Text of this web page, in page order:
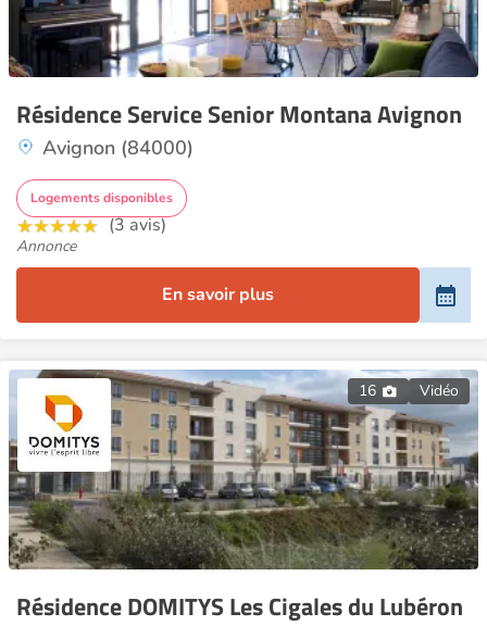
Résidence Service Senior Montana Avignon
Avignon (84000)
Logements disponibles
(3 avis)
Annonce
En savoir plus
16 Vidéo
Résidence DOMITYS Les Cigales du Lubéron